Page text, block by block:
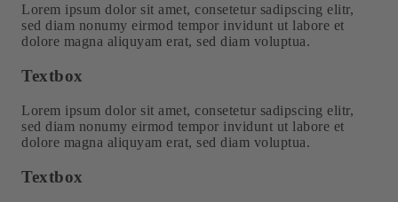
Lorem ipsum dolor sit amet, consetetur sadipscing elitr,
sed diam nonumy eirmod tempor invidunt ut labore et
dolore magna aliquyam erat, sed diam voluptua.
Textbox
Lorem ipsum dolor sit amet, consetetur sadipscing elitr,
sed diam nonumy eirmod tempor invidunt ut labore et
dolore magna aliquyam erat, sed diam voluptua.
Textbox